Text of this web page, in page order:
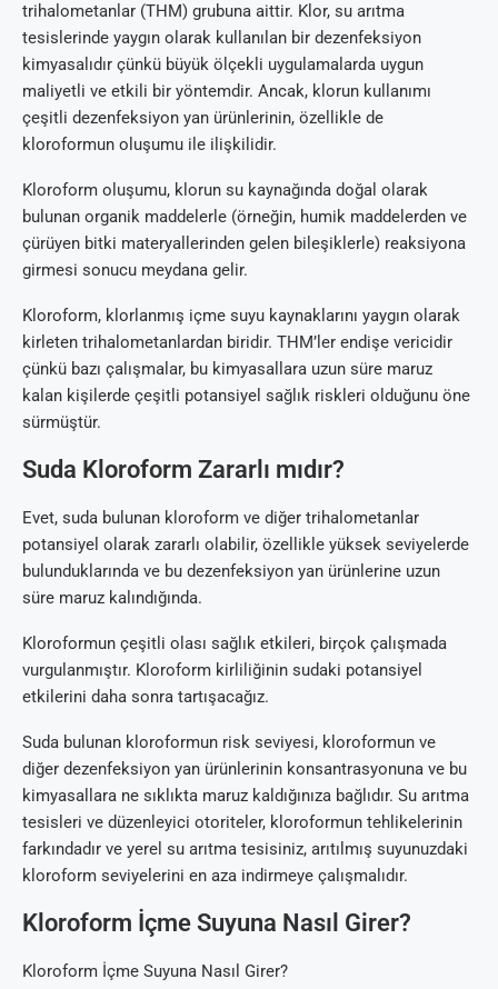
trihalometanlar (THM) grubuna aittir. Klor, su arıtma
tesislerinde yaygın olarak kullanılan bir dezenfeksiyon
kimyasalıdır çünkü büyük ölçekli uygulamalarda uygun
maliyetli ve etkili bir yöntemdir. Ancak, klorun kullanımı
çeşitli dezenfeksiyon yan ürünlerinin, özellikle de
kloroformun oluşumu ile ilişkilidir.
Kloroform oluşumu, klorun su kaynağında doğal olarak
bulunan organik maddelerle (örneğin, humik maddelerden ve
çürüyen bitki materyallerinden gelen bileşiklerle) reaksiyona
girmesi sonucu meydana gelir.
Kloroform, klorlanmış içme suyu kaynaklarını yaygın olarak
kirleten trihalometanlardan biridir. THM’ler endişe vericidir
çünkü bazı çalışmalar, bu kimyasallara uzun süre maruz
kalan kişilerde çeşitli potansiyel sağlık riskleri olduğunu öne
sürmüştür.
Suda Kloroform Zararlı mıdır?
Evet, suda bulunan kloroform ve diğer trihalometanlar
potansiyel olarak zararlı olabilir, özellikle yüksek seviyelerde
bulunduklarında ve bu dezenfeksiyon yan ürünlerine uzun
süre maruz kalındığında.
Kloroformun çeşitli olası sağlık etkileri, birçok çalışmada
vurgulanmıştır. Kloroform kirliliğinin sudaki potansiyel
etkilerini daha sonra tartışacağız.
Suda bulunan kloroformun risk seviyesi, kloroformun ve
diğer dezenfeksiyon yan ürünlerinin konsantrasyonuna ve bu
kimyasallara ne sıklıkta maruz kaldığınıza bağlıdır. Su arıtma
tesisleri ve düzenleyici otoriteler, kloroformun tehlikelerinin
farkındadır ve yerel su arıtma tesisiniz, arıtılmış suyunuzdaki
kloroform seviyelerini en aza indirmeye çalışmalıdır.
Kloroform İçme Suyuna Nasıl Girer?
Kloroform İçme Suyuna Nasıl Girer?